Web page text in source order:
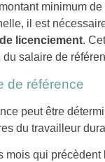
minimum de
il est
licenciement.
salaire de
de référence
peut être
du travailleur
mois qui précèdent